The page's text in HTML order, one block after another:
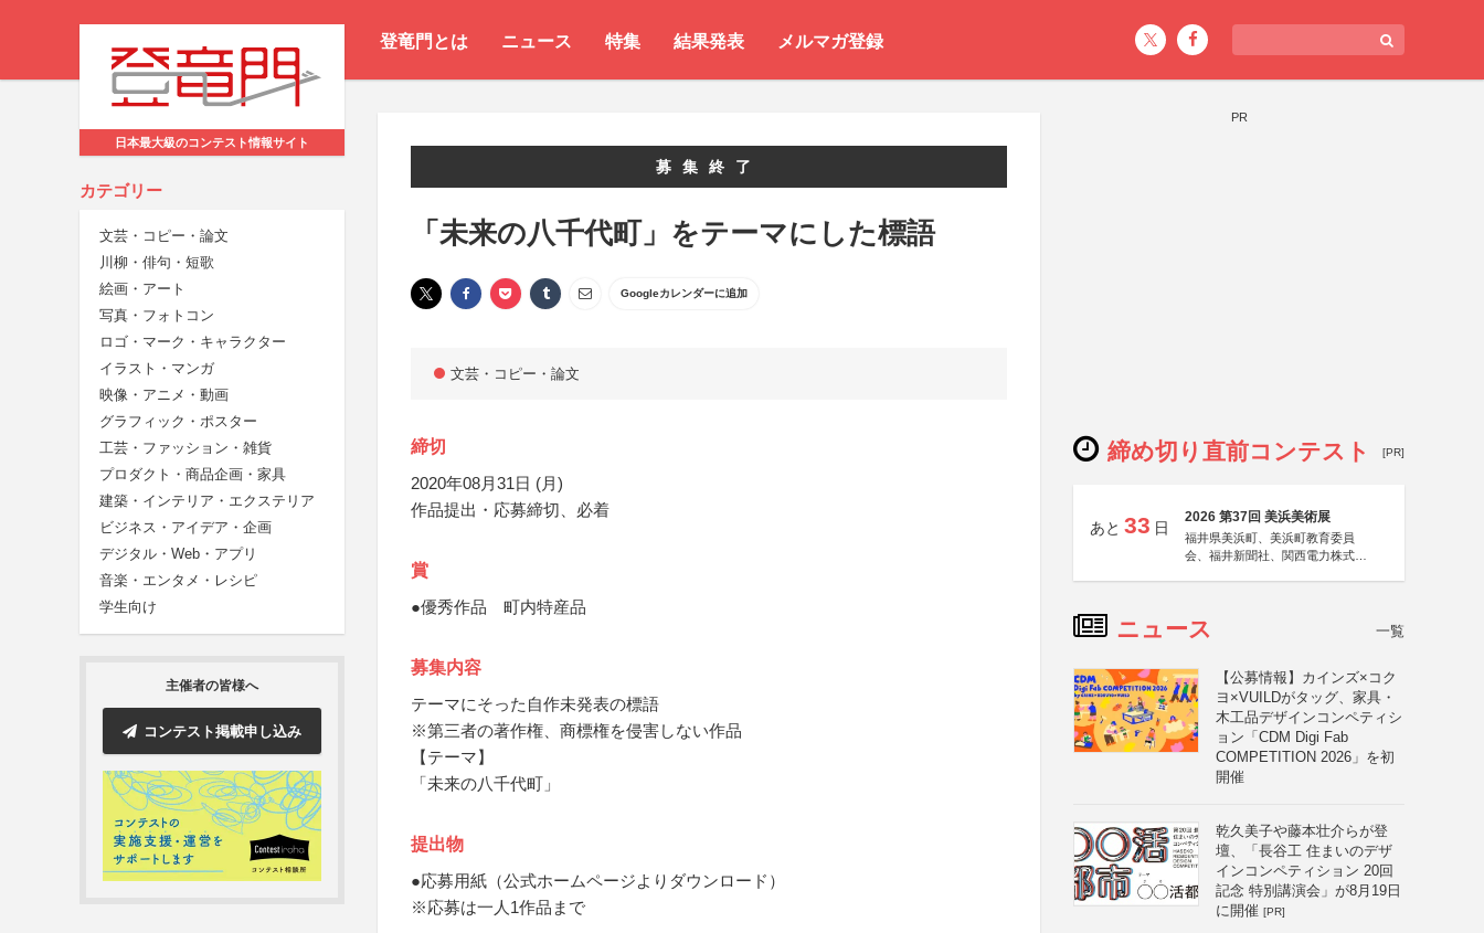
登竜門とは ニュース 特集 結果発表 メルマガ登録
日本最大級のコンテスト情報サイト
カテゴリー
文芸・コピー・論文
川柳・俳句・短歌
絵画・アート
写真・フォトコン
ロゴ・マーク・キャラクター
イラスト・マンガ
映像・アニメ・動画
グラフィック・ポスター
工芸・ファッション・雑貨
プロダクト・商品企画・家具
建築・インテリア・エクステリア
ビジネス・アイデア・企画
デジタル・Web・アプリ
音楽・エンタメ・レシピ
学生向け
主催者の皆様へ
コンテスト掲載申し込み
募集終了
「未来の八千代町」をテーマにした標語
Googleカレンダーに追加
文芸・コピー・論文
締切
2020年08月31日 (月)
作品提出・応募締切、必着
賞
●優秀作品 町内特産品
募集内容
テーマにそった自作未発表の標語
※第三者の著作権、商標権を侵害しない作品
【テーマ】
「未来の八千代町」
提出物
●応募用紙（公式ホームページよりダウンロード）
※応募は一人1作品まで
PR
締め切り直前コンテスト [PR]
あと 33 日
2026 第37回 美浜美術展
福井県美浜町、美浜町教育委員
会、福井新聞社、関西電力株式会
ニュース 一覧
【公募情報】カインズ×コク
ヨ×VUILDがタッグ、家具・
木工品デザインコンペティシ
ョン「CDM Digi Fab
COMPETITION 2026」を初
開催
乾久美子や藤本壮介らが登
壇、「長谷工 住まいのデザ
インコンペティション 20回
記念 特別講演会」が8月19日
に開催 [PR]